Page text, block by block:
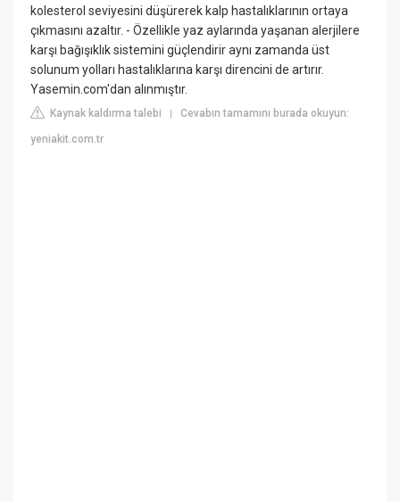
kolesterol seviyesini düşürerek kalp hastalıklarının ortaya
çıkmasını azaltır. - Özellikle yaz aylarında yaşanan alerjilere
karşı bağışıklık sistemini güçlendirir aynı zamanda üst
solunum yolları hastalıklarına karşı direncini de artırır.
Yasemin.com'dan alınmıştır.
Kaynak kaldırma talebi |Cevabın tamamını burada okuyun:
yeniakit.com.tr